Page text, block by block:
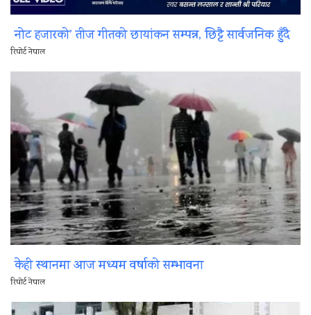
नोट हजारको’ तीज गीतको छायांकन सम्पन्न, छिट्टै सार्वजनिक हुँदै
रिपोर्ट नेपाल
केही स्थानमा आज मध्यम वर्षाको सम्भावना
रिपोर्ट नेपाल